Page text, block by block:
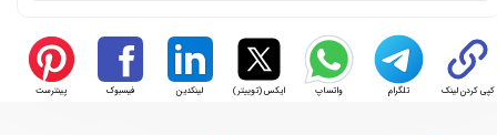
کپی کردن لینک تلگرام واتساپ ایکس (توییتر) لینکدین فیسبوک پینترست